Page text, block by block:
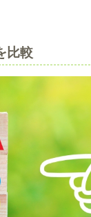
比較